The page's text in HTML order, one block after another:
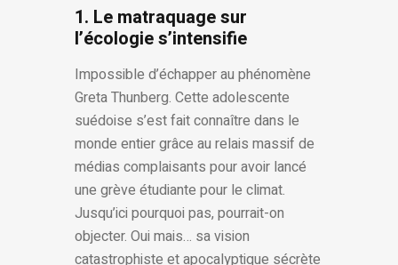
1. Le matraquage sur
l’écologie s’intensifie
Impossible d’échapper au phénomène
Greta Thunberg. Cette adolescente
suédoise s’est fait connaître dans le
monde entier grâce au relais massif de
médias complaisants pour avoir lancé
une grève étudiante pour le climat.
Jusqu’ici pourquoi pas, pourrait-on
objecter. Oui mais… sa vision
catastrophiste et apocalyptique sécrète